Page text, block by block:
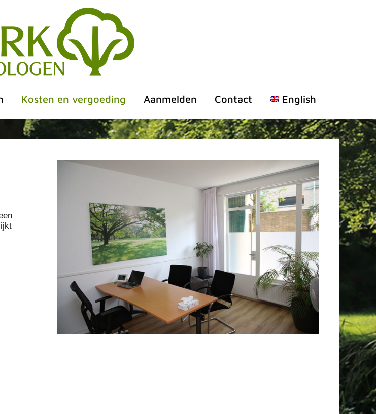
Kosten en vergoeding Aanmelden Contact English